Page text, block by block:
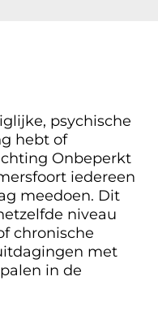
psychische
hebt of
Onbeperkt
iedereen
meedoen. Dit
niveau
chronische
met
in de